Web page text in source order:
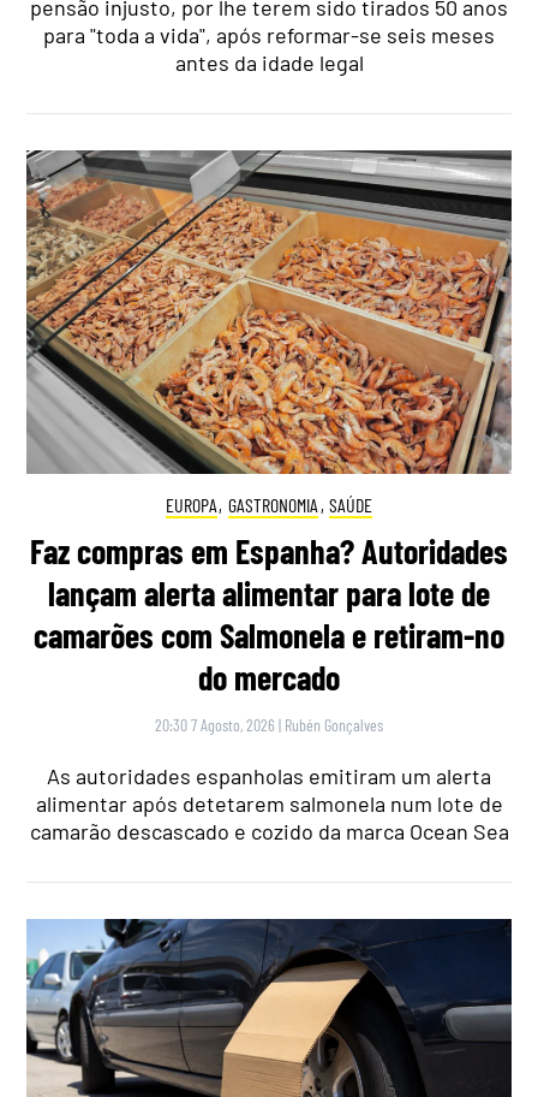
pensão injusto, por lhe terem sido tirados 50 anos
para "toda a vida", após reformar-se seis meses
antes da idade legal
EUROPA, GASTRONOMIA , SAÚDE
Faz compras em Espanha? Autoridades
lançam alerta alimentar para lote de
camarões com Salmonela e retiram-no
do mercado
20:30 7 Agosto, 2026 | Rubén Gonçalves
As autoridades espanholas emitiram um alerta
alimentar após detetarem salmonela num lote de
camarão descascado e cozido da marca Ocean Sea